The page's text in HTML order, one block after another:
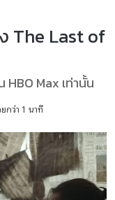
The Last of
Max เท่านั้น
กว่า 1 นาที